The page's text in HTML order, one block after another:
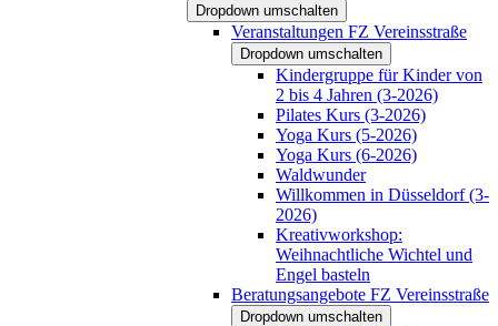
Dropdown umschalten
Veranstaltungen FZ Vereinsstraße
Dropdown umschalten
Kindergruppe für Kinder von
2 bis 4 Jahren (3-2026)
Pilates Kurs (3-2026)
Yoga Kurs (5-2026)
Yoga Kurs (6-2026)
Waldwunder
Willkommen in Düsseldorf (3-
2026)
Kreativworkshop:
Weihnachtliche Wichtel und
Engel basteln
Beratungsangebote FZ Vereinsstraße
Dropdown umschalten